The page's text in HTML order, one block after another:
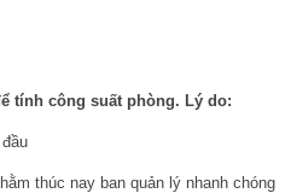
tính công suất phòng. Lý do:
thúc nay ban quản lý nhanh chóng